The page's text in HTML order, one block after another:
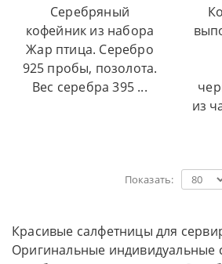
Серебряный
кофейник из набора
Жар птица. Серебро
925 пробы, позолота.
Вес серебра 395 ...
из
Показать:
Красивые салфетницы для
Оригинальные индивидуальные